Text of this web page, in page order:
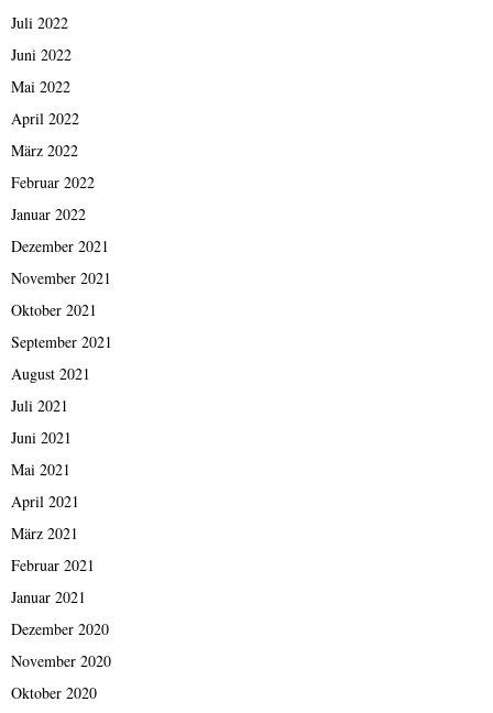
Juli 2022
Juni 2022
Mai 2022
April 2022
März 2022
Februar 2022
Januar 2022
Dezember 2021
November 2021
Oktober 2021
September 2021
August 2021
Juli 2021
Juni 2021
Mai 2021
April 2021
März 2021
Februar 2021
Januar 2021
Dezember 2020
November 2020
Oktober 2020